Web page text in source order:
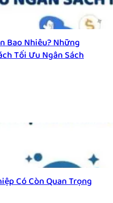
Bao Nhiêu? Những
Tối Ưu Ngân Sách
Có Còn Quan Trọng